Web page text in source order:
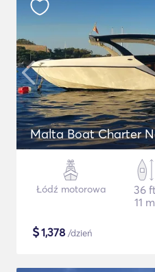
Malta Boat Charter
Łódź motorowa
36
11 m
$1,378 /dzień